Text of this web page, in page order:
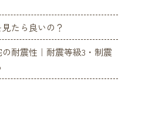
たら良いの？
耐震性｜耐震等級3・制震